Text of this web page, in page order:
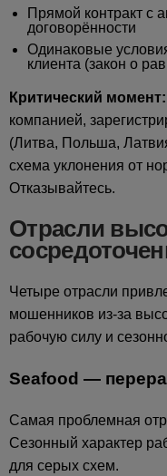
Прямой контракт с
договорённости
Одинаковые
клиента (закон о
Критический момент:
компанией,
(Литва, Польша,
схема уклонения от
Отказывайтесь.
Отрасли
Четыре отрасли
мошенников из-за
рабочую силу и
Seafood —
Самая проблемная
Сезонный характер
для серых схем.